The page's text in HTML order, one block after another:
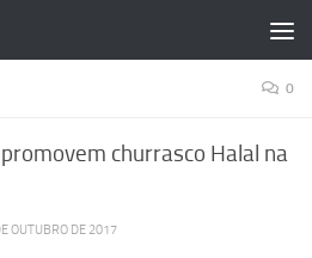
0
churrasco Halal na
OUTUBRO DE 2017